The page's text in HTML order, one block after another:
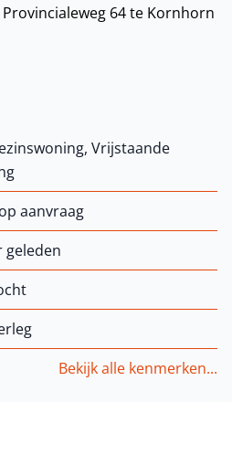
64 te Kornhorn
Vrijstaande
aanvraag
geleden
Bekijk alle kenmerken...